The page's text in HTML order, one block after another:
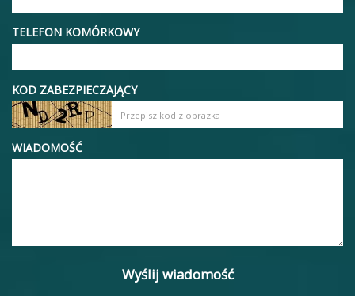
TELEFON KOMÓRKOWY
KOD ZABEZPIECZAJĄCY
WIADOMOŚĆ